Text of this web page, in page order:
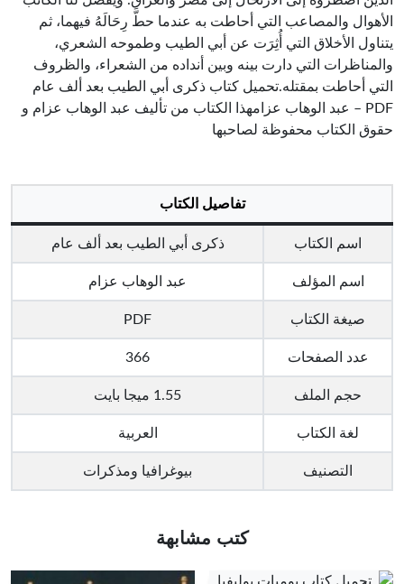
الأهوال والمصاعب التي أحاطت به عندما حطَّ رِحَالَهُ فيهما، ثم
يتناول الأخلاق التي أُثِرَت عن أبي الطيب وطموحه الشعري،
والمناظرات التي دارت بينه وبين أنداده من الشعراء، والظروف
التي أحاطت بمقتله.تحميل كتاب ذكرى أبي الطيب بعد ألف عام
PDF – عبد الوهاب عزامهذا الكتاب من تأليف عبد الوهاب عزام و
حقوق الكتاب محفوظة لصاحبها
تفاصيل الكتاب
اسم الكتاب ذكرى أبي الطيب بعد ألف عام
اسم المؤلف عبد الوهاب عزام
صيغة الكتاب PDF
عدد الصفحات 366
حجم الملف 1.55 ميجا بايت
لغة الكتاب العربية
التصنيف بيوغرافيا ومذكرات
كتب مشابهة